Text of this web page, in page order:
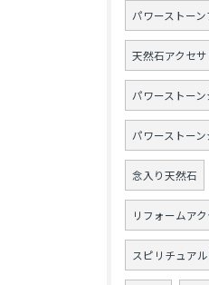
パワーストー
天然石アクセ
パワーストー
パワーストー
念入り天然石
リフォームア
スピリチュアル